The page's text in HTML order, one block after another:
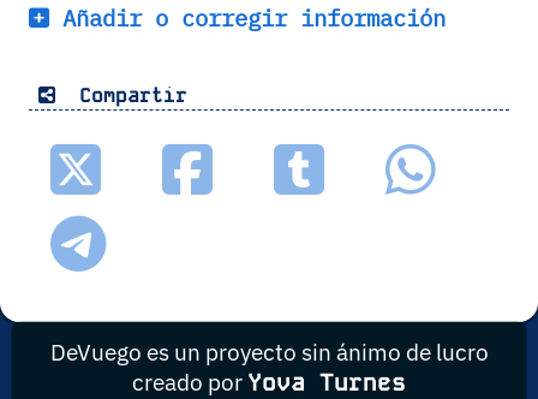
Añadir o corregir información
Compartir
DeVuego es un proyecto sin ánimo de lucro
creado por Yova Turnes